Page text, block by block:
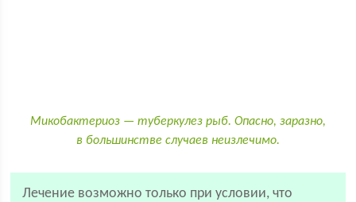
Микобактериоз — туберкулез рыб. Опасно, заразно,
в большинстве случаев неизлечимо.
Лечение возможно только при условии, что